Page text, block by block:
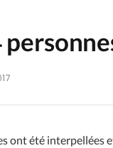
ont été interpellées